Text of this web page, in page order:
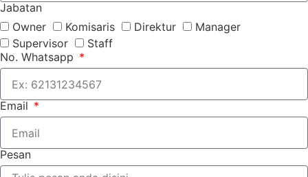
Jabatan
Owner
Komisaris Direktur
Manager
Supervisor
Staff
No. Whatsapp
Email
Pesan